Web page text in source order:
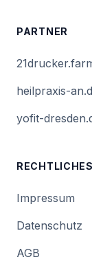
PARTNER
heilpraxis-
yofit-
RECHTLICHES
Impressum
Datenschutz
AGB